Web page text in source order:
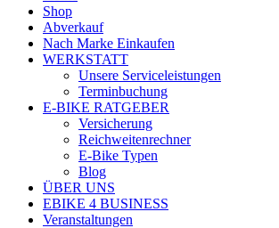
Shop
Abverkauf
Nach Marke Einkaufen
WERKSTATT
Unsere Serviceleistungen
Terminbuchung
E-BIKE RATGEBER
Versicherung
Reichweitenrechner
E-Bike Typen
Blog
ÜBER UNS
EBIKE 4 BUSINESS
Veranstaltungen